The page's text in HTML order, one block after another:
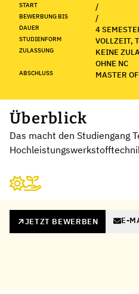
START /
BEWERBUNG BIS /
DAUER 4
STUDIENFORM VOLLZEIT,
ZULASSUNG
KEINE
OHNE NC
ABSCHLUSS MASTER
Überblick
Das macht den Studiengang
JETZT BEWERBEN E-